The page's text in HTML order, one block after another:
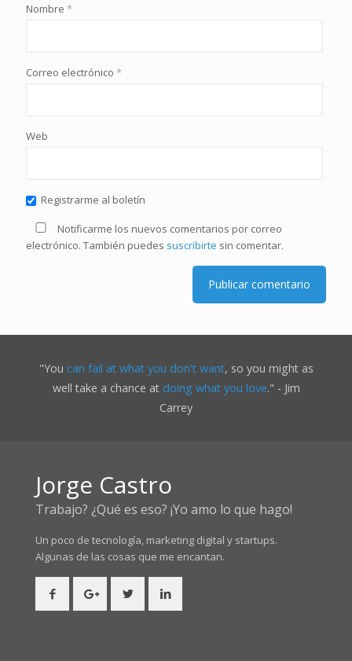
Nombre *
Correo electrónico *
Web
Registrarme al boletín
Notificarme los nuevos comentarios por correo
electrónico. También puedes suscribirte sin comentar.
"You can fail at what you don't want, so you might as
well take a chance at doing what you love." - Jim
Carrey
Jorge Castro
Trabajo? ¿Qué es eso? ¡Yo amo lo que hago!
Un poco de tecnología, marketing digital y startups.
Algunas de las cosas que me encantan.